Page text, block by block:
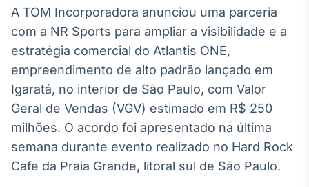
White Label
Plataforma para
conteúdos
personalizados
Soluções de Dados
e Conteúdos
Broadcast
OTC
Plataforma para
negociação de
A TOM Incorporadora anunciou uma parceria
com a NR Sports para ampliar a visibilidade e a
estratégia comercial do Atlantis ONE,
empreendimento de alto padrão lançado em
Igaratá, no interior de São Paulo, com Valor
Geral de Vendas (VGV) estimado em R$ 250
milhões. O acordo foi apresentado na última
semana durante evento realizado no Hard Rock
Cafe da Praia Grande, litoral sul de São Paulo.